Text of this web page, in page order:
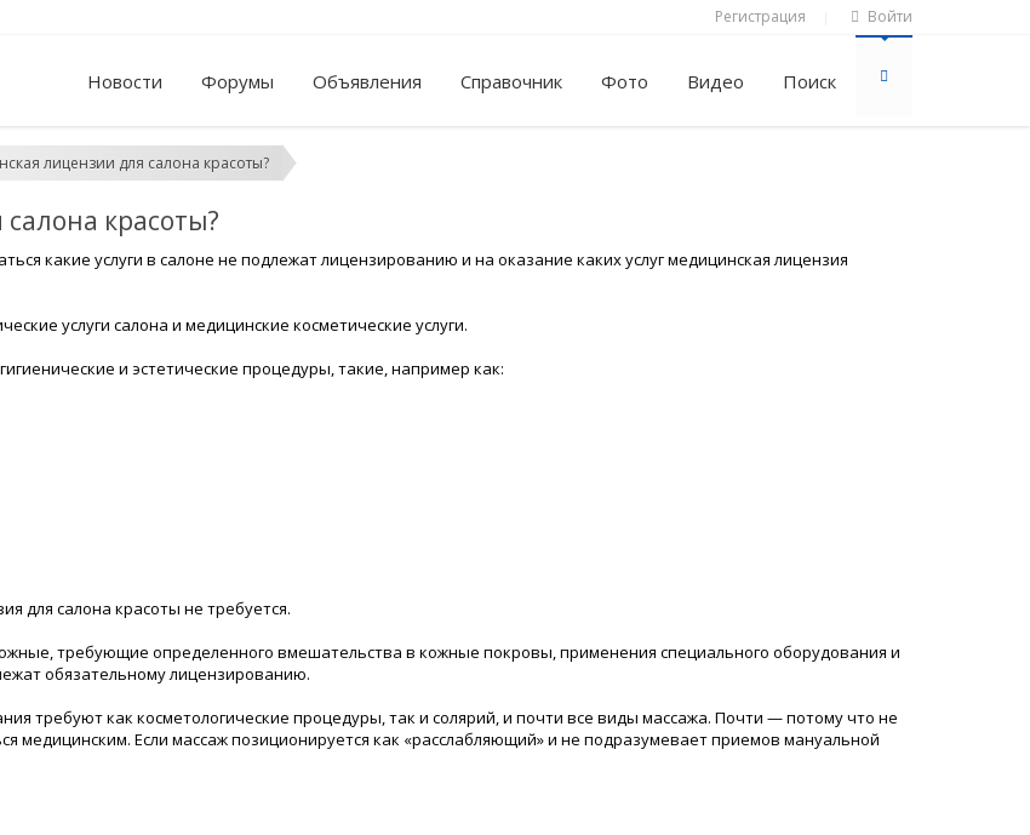
Регистрация Войти
Новости Форумы Объявления Справочник Фото Видео Поиск
лицензии для салона красоты?
красоты?
какие услуги в салоне не подлежат лицензированию и на оказание каких услуг медицинская лицензия
услуги салона и медицинские косметические услуги.
и эстетические процедуры, такие, например как:
для салона красоты не требуется.
требующие определенного вмешательства в кожные покровы, применения специального оборудования и
обязательному лицензированию.
требуют как косметологические процедуры, так и солярий, и почти все виды массажа. Почти — потому что не
медицинским. Если массаж позиционируется как «расслабляющий» и не подразумевает приемов мануальной